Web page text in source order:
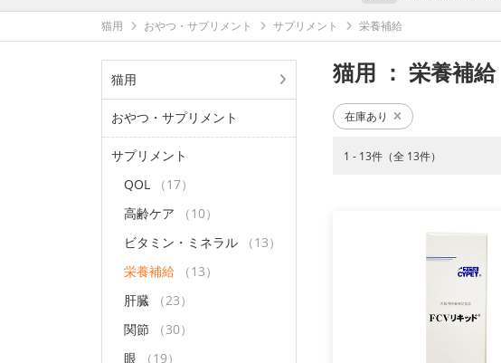
猫用 おやつ・サプリメント サプリメント 栄養補給
猫用
おやつ・サプリメント
サプリメント
QOL
（17）
高齢ケア
（10）
ビタミン・ミネラル
（13）
栄養補給
（13）
肝臓
（23）
関節
（30）
眼
（19）
猫用 ： 栄養補給
在庫あり
1 - 13件（全 13件）